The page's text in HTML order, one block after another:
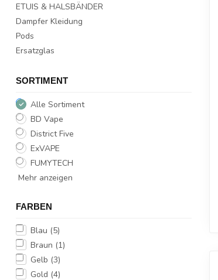
ETUIS & HALSBÄNDER
Dampfer Kleidung
Pods
Ersatzglas
SORTIMENT
Alle Sortiment
BD Vape
District Five
ExVAPE
FUMYTECH
Mehr anzeigen
FARBEN
Blau (5)
Braun (1)
Gelb (3)
Gold (4)